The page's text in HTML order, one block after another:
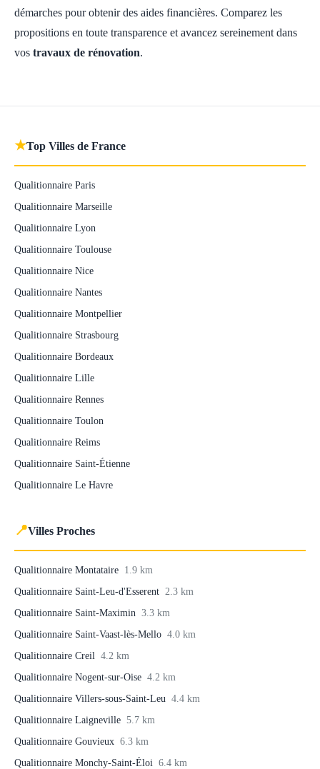
démarches pour obtenir des aides financières. Comparez les
propositions en toute transparence et avancez sereinement dans
vos travaux de rénovation.
★Top Villes de France
Qualitionnaire Paris
Qualitionnaire Marseille
Qualitionnaire Lyon
Qualitionnaire Toulouse
Qualitionnaire Nice
Qualitionnaire Nantes
Qualitionnaire Montpellier
Qualitionnaire Strasbourg
Qualitionnaire Bordeaux
Qualitionnaire Lille
Qualitionnaire Rennes
Qualitionnaire Toulon
Qualitionnaire Reims
Qualitionnaire Saint-Étienne
Qualitionnaire Le Havre
📍Villes Proches
Qualitionnaire Montataire 1.9 km
Qualitionnaire Saint-Leu-d'Esserent 2.3 km
Qualitionnaire Saint-Maximin 3.3 km
Qualitionnaire Saint-Vaast-lès-Mello 4.0 km
Qualitionnaire Creil 4.2 km
Qualitionnaire Nogent-sur-Oise 4.2 km
Qualitionnaire Villers-sous-Saint-Leu 4.4 km
Qualitionnaire Laigneville 5.7 km
Qualitionnaire Gouvieux 6.3 km
Qualitionnaire Monchy-Saint-Éloi 6.4 km